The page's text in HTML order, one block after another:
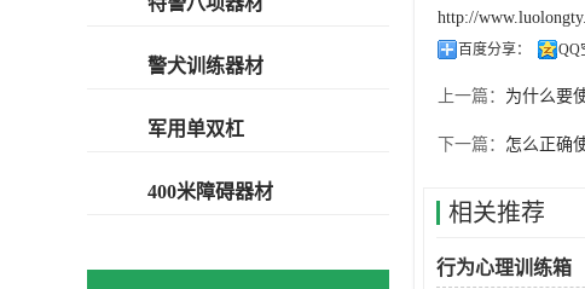
http://
百度分享： QQ
上一篇： 为什么要
下一篇： 怎么正确
相关推荐
行为心理训练箱
警犬训练器材
军用单双杠
400米障碍器材